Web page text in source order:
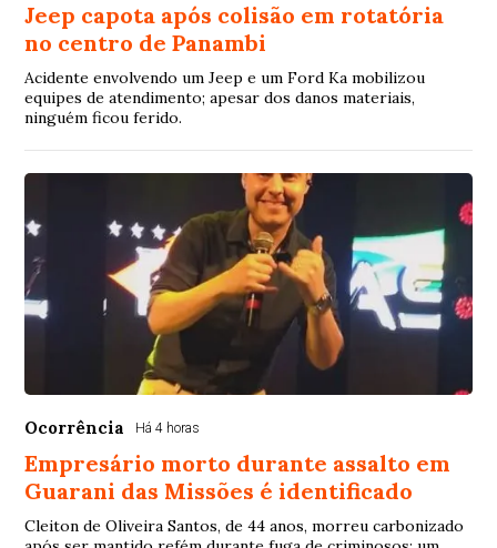
Jeep capota após colisão em rotatória
no centro de Panambi
Acidente envolvendo um Jeep e um Ford Ka mobilizou
equipes de atendimento; apesar dos danos materiais,
ninguém ficou ferido.
Ocorrência Há 4 horas
Empresário morto durante assalto em
Guarani das Missões é identificado
Cleiton de Oliveira Santos, de 44 anos, morreu carbonizado